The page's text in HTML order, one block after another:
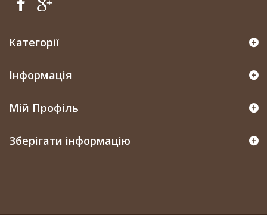
Категорії
Інформація
Мій Профіль
Зберігати інформацію